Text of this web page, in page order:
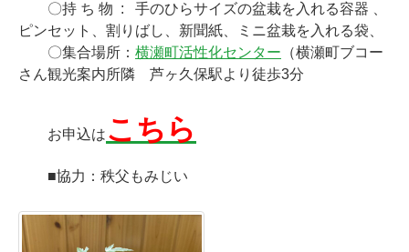
〇持 ち 物 : 手のひらサイズの盆栽を入れる容器 、
ピンセット、割りばし、新聞紙、ミニ盆栽を入れる袋、
〇集合場所： 横瀬町活性化センター （横瀬町ブコー
さん観光案内所隣 芦ヶ久保駅より徒歩3分
お申込は こちら
■協力：秩父もみじい